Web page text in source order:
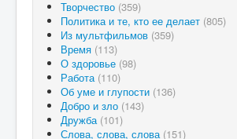
Творчество (359)
Политика и те, кто ее делает (805)
Из мультфильмов (359)
Время (113)
О здоровье (98)
Работа (110)
Об уме и глупости (136)
Добро и зло (143)
Дружба (101)
Слова, слова, слова (151)